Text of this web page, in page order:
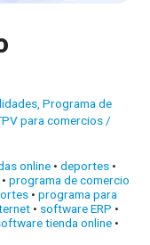
,Programa de
para comercios /
online •deportes •
•programa de comercio
•programa para
• software ERP •
tienda online •